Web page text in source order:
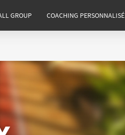
GROUP COACHING PERSONNALISÉ